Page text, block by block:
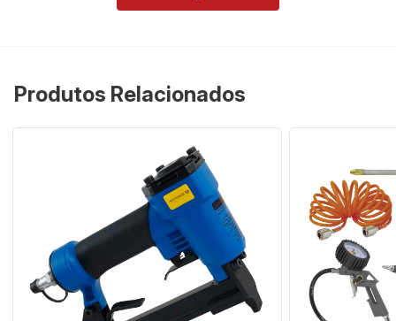
Produtos Relacionados